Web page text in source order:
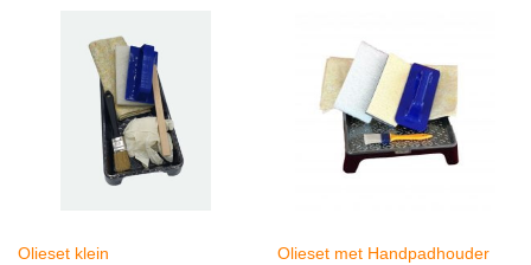
Olieset klein Olieset met Handpadhouder